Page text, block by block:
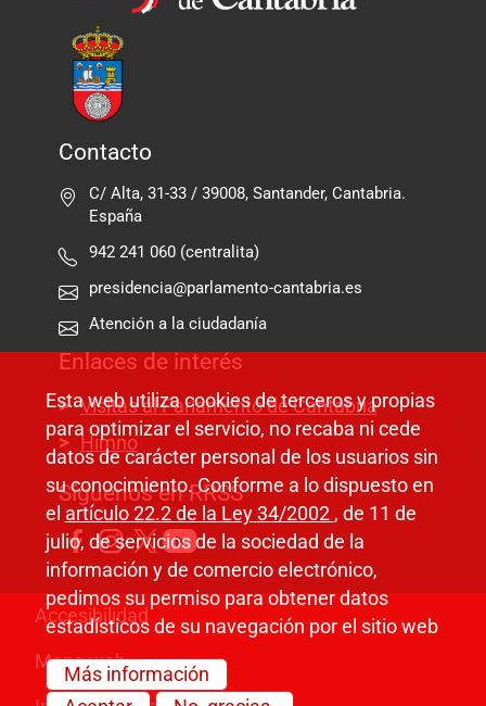
Contacto
C/ Alta, 31-33 / 39008, Santander, Cantabria.
España
942 241 060 (centralita)
presidencia@parlamento-cantabria.es
Atención a la ciudadanía
Enlaces de interés
Visitas al Parlamento de Cantabria
Himno
Síguenos en RRSS
Pie de página
Accesibilidad
Mapa web
Esta web utiliza cookies de terceros y propias
para optimizar el servicio, no recaba ni cede
datos de carácter personal de los usuarios sin
su conocimiento. Conforme a lo dispuesto en
el artículo 22.2 de la Ley 34/2002 , de 11 de
julio, de servicios de la sociedad de la
información y de comercio electrónico,
pedimos su permiso para obtener datos
estadísticos de su navegación por el sitio web
Más información